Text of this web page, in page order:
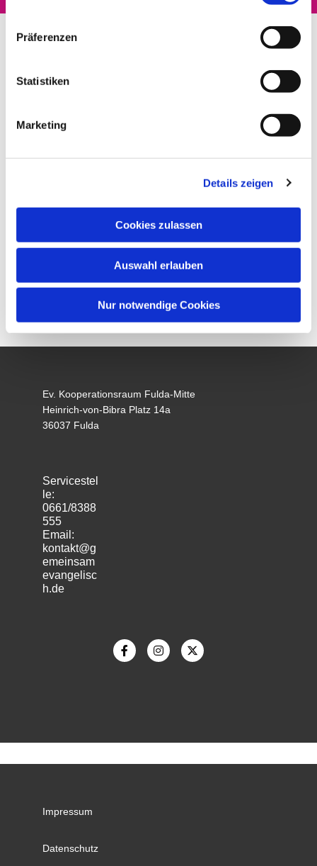
Präferenzen
Statistiken
Marketing
Details zeigen
Cookies zulassen
Auswahl erlauben
Nur notwendige Cookies
Ev. Kooperationsraum Fulda-Mitte
Heinrich-von-Bibra Platz 14a
36037 Fulda
Servicestel
le:
0661/8388
555
Email:
kontakt@g
emeinsam
evangelisc
h.de
Impressum
Datenschutz